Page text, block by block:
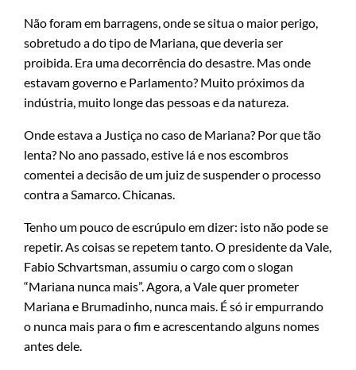
Não foram em barragens, onde se situa o maior perigo,
sobretudo a do tipo de Mariana, que deveria ser
proibida. Era uma decorrência do desastre. Mas onde
estavam governo e Parlamento? Muito próximos da
indústria, muito longe das pessoas e da natureza.
Onde estava a Justiça no caso de Mariana? Por que tão
lenta? No ano passado, estive lá e nos escombros
comentei a decisão de um juiz de suspender o processo
contra a Samarco. Chicanas.
Tenho um pouco de escrúpulo em dizer: isto não pode se
repetir. As coisas se repetem tanto. O presidente da Vale,
Fabio Schvartsman, assumiu o cargo com o slogan
“Mariana nunca mais”. Agora, a Vale quer prometer
Mariana e Brumadinho, nunca mais. É só ir empurrando
o nunca mais para o fim e acrescentando alguns nomes
antes dele.